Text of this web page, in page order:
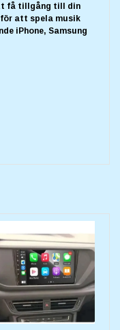
få tillgång till din
att spela musik
iPhone, Samsung